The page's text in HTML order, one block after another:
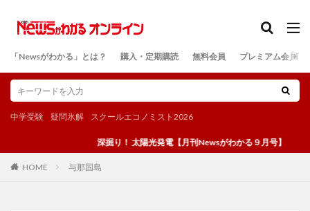
「Newsがわかる」とは？ 購入・定期購読 無料会員 プレミアム会員
中学受験 疑問氷解 スクールエコノミスト2026
深掘り！ 太陽光発電【月刊Newsがわかる９月号】
HOME 与那国島
検索